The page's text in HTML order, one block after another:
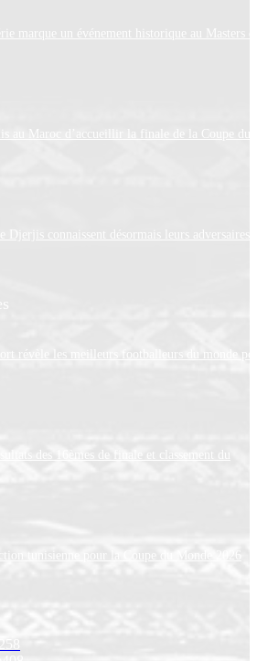
marque un événement historique au Masters
au Maroc d’accueillir la finale de la Coupe du
Djerjis connaissent désormais leurs adversaires
révèle les meilleurs footballeurs du monde
des 16èmes de finale et classement du
tunisienne pour la Coupe du Monde 2026